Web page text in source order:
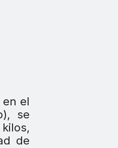
el
se
de